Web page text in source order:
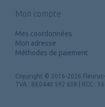
Mon compte
Mes coordonnées
Mon adresse
Méthodes de paiement
Copyright © 2016-2026
TVA : BE0440 592 608 | RCC :